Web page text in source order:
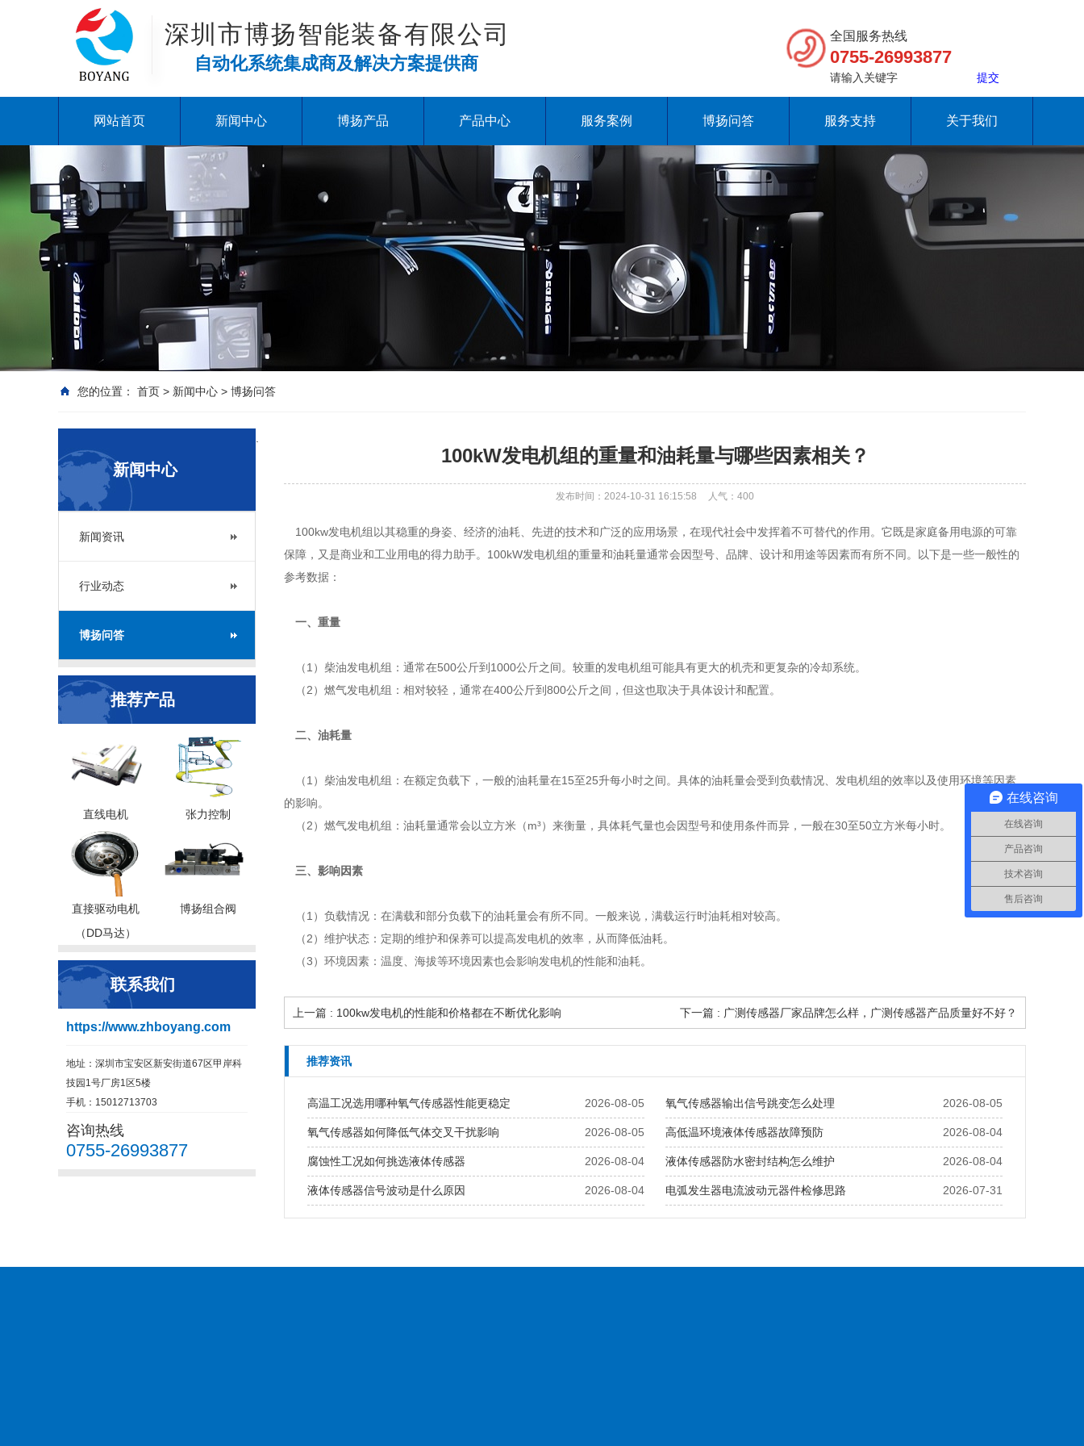
深圳市博扬智能装备有限公司
自动化系统集成商及解决方案提供商
全国服务热线
0755-26993877
网站首页 新闻中心 博扬产品 产品中心 服务案例 博扬问答 服务支持 关于我们
您的位置： 首页 > 新闻中心 > 博扬问答
新闻中心
新闻资讯
行业动态
博扬问答
推荐产品
直线电机 张力控制
直接驱动电机
（DD马达）
博扬组合阀
联系我们
https://www.zhboyang.com
地址：深圳市宝安区新安街道67区甲岸科
技园1号厂房1区5楼
手机：15012713703
咨询热线
0755-26993877
100kW发电机组的重量和油耗量与哪些因素相关？
发布时间：2024-10-31 16:15:58 人气： 400
100kw发电机组以其稳重的身姿、经济的油耗、先进的技术和广泛的应用场景，在现代社会中发挥着不可替代的作用。它既是家庭备用电源的可靠
保障，又是商业和工业用电的得力助手。100kW发电机组的重量和油耗量通常会因型号、品牌、设计和用途等因素而有所不同。以下是一些一般性的
参考数据：
一、重量
（1）柴油发电机组：通常在500公斤到1000公斤之间。较重的发电机组可能具有更大的机壳和更复杂的冷却系统。
（2）燃气发电机组：相对较轻，通常在400公斤到800公斤之间，但这也取决于具体设计和配置。
二、油耗量
（1）柴油发电机组：在额定负载下，一般的油耗量在15至25升每小时之间。具体的油耗量会受到负载情况、发电机组的效率以及使用环境等因素
的影响。
（2）燃气发电机组：油耗量通常会以立方米（m³）来衡量，具体耗气量也会因型号和使用条件而异，一般在30至50立方米每小时。
三、影响因素
（1）负载情况：在满载和部分负载下的油耗量会有所不同。一般来说，满载运行时油耗相对较高。
（2）维护状态：定期的维护和保养可以提高发电机的效率，从而降低油耗。
（3）环境因素：温度、海拔等环境因素也会影响发电机的性能和油耗。
上一篇 : 100kw发电机的性能和价格都在不断优化影响 下一篇 : 广测传感器厂家品牌怎么样，广测传感器产品质量好不好？
推荐资讯
2026-08-05
高温工况选用哪种氧气传感器性能更稳定 2026-08-05
氧气传感器输出信号跳变怎么处理
2026-08-05
氧气传感器如何降低气体交叉干扰影响 2026-08-04
高低温环境液体传感器故障预防
2026-08-04
腐蚀性工况如何挑选液体传感器 2026-08-04
液体传感器防水密封结构怎么维护
2026-08-04
液体传感器信号波动是什么原因 2026-07-31
电弧发生器电流波动元器件检修思路
在线咨询
在线咨询
产品咨询
技术咨询
售后咨询